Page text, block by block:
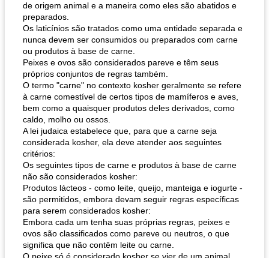
de origem animal e a maneira como eles são abatidos e
preparados.
Os laticínios são tratados como uma entidade separada e
nunca devem ser consumidos ou preparados com carne
ou produtos à base de carne.
Peixes e ovos são considerados pareve e têm seus
próprios conjuntos de regras também.
O termo "carne" no contexto kosher geralmente se refere
à carne comestível de certos tipos de mamíferos e aves,
bem como a quaisquer produtos deles derivados, como
caldo, molho ou ossos.
A lei judaica estabelece que, para que a carne seja
considerada kosher, ela deve atender aos seguintes
critérios:
Os seguintes tipos de carne e produtos à base de carne
não são considerados kosher:
Produtos lácteos - como leite, queijo, manteiga e iogurte -
são permitidos, embora devam seguir regras específicas
para serem considerados kosher:
Embora cada um tenha suas próprias regras, peixes e
ovos são classificados como pareve ou neutros, o que
significa que não contêm leite ou carne.